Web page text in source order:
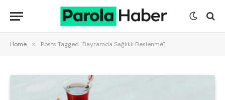
Home » Posts Tagged "Bayramda Sağlıklı Beslenme"